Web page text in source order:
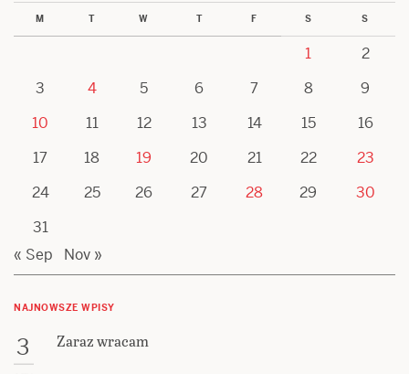
M T W T F S S
1
2
3
4 5 6 7 8
9
10
11 12 13 14 15
16
17
18 19 20 21 22
23
24
25 26 27 28 29
30
31
« Sep
Nov »
NAJNOWSZE WPISY
3 Zaraz wracam